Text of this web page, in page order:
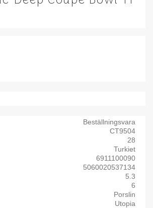
Beställningsvara
CT9504
28
Turkiet
6911100090
5060020537134
5.3
6
Porslin
Utopia